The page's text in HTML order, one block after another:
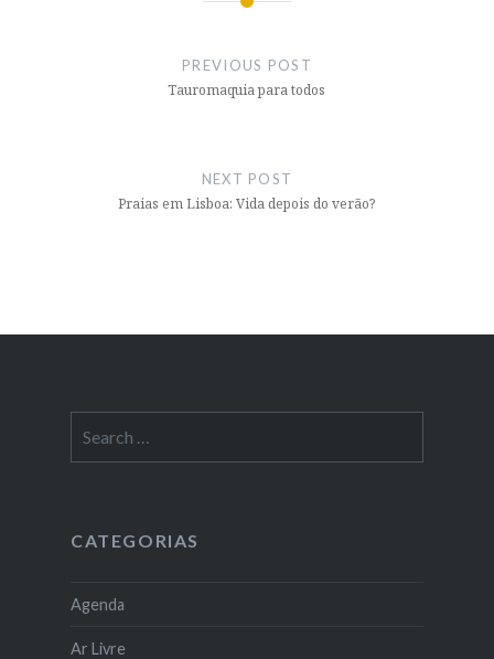
PREVIOUS POST
Tauromaquia para todos
NEXT POST
Praias em Lisboa: Vida depois do verão?
for:
CATEGORIAS
Agenda
Ar Livre